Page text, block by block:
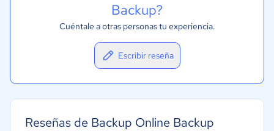
Backup?
Cuéntale a otras personas tu experiencia.
Escribir reseña
Reseñas de Backup Online Backup